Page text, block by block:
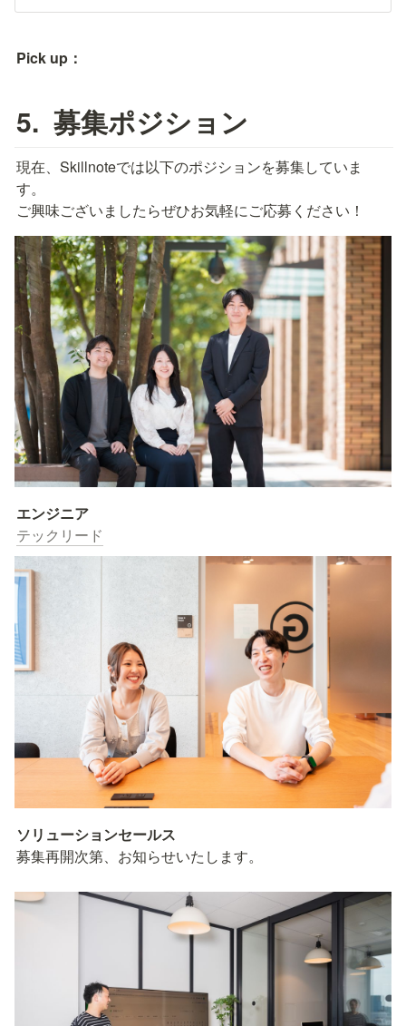
Pick up：
5.  募集ポジション
現在、Skillnoteでは以下のポジションを募集していま
す。
ご興味ございましたらぜひお気軽にご応募ください！
エンジニア
テックリード
ソリューションセールス
募集再開次第、お知らせいたします。